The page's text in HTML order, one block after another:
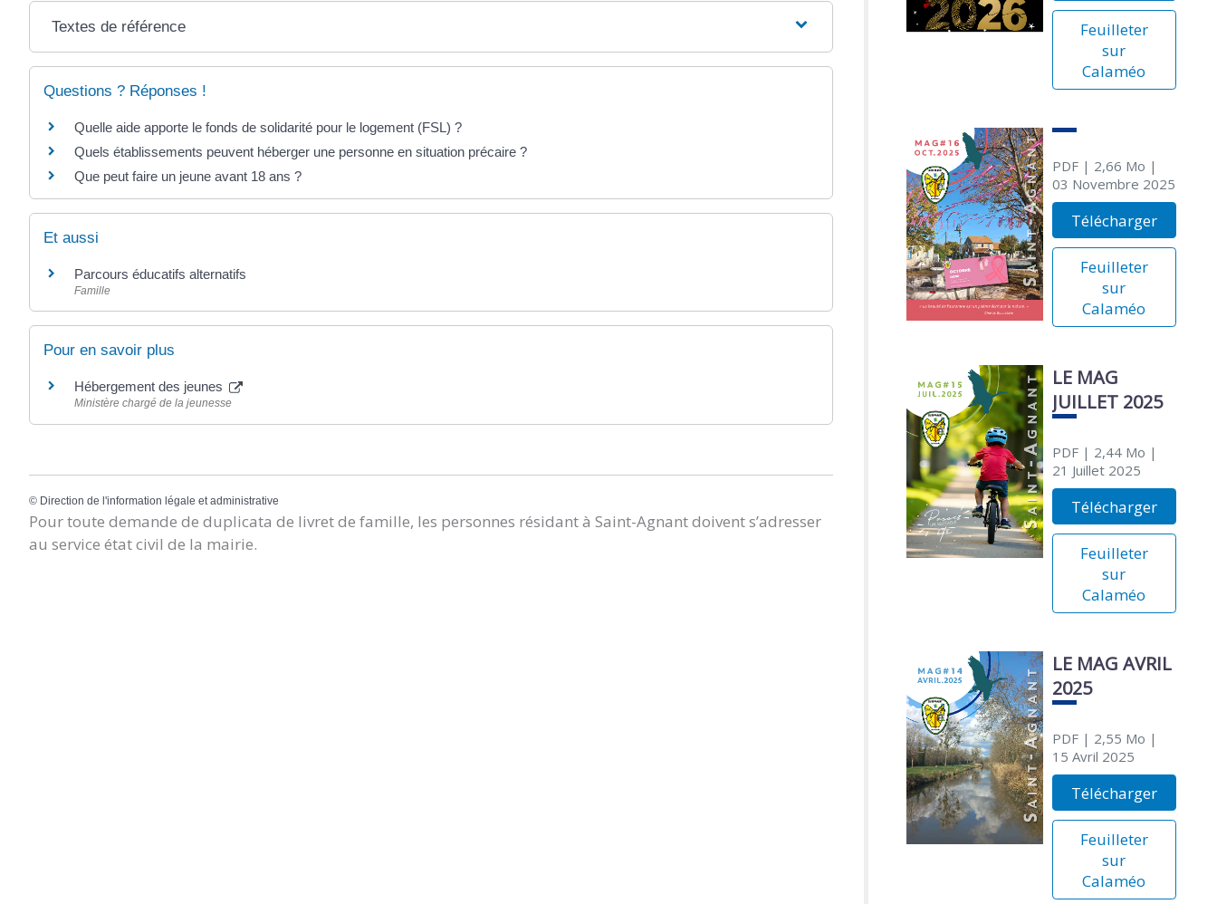
Textes de référence
Questions ? Réponses !
Quelle aide apporte le fonds de solidarité pour le logement (FSL) ?
Quels établissements peuvent héberger une personne en situation précaire ?
Que peut faire un jeune avant 18 ans ?
Et aussi
Parcours éducatifs alternatifs
Famille
Pour en savoir plus
Hébergement des jeunes
Ministère chargé de la jeunesse
© Direction de l'information légale et administrative
Pour toute demande de duplicata de livret de famille, les personnes résidant à Saint-Agnant doivent s’adresser
au service état civil de la mairie.
Feuilleter
sur
Calaméo
PDF| 2,66 Mo |
03 Novembre 2025
Télécharger
Feuilleter
sur
Calaméo
LE MAG
JUILLET 2025
PDF| 2,44 Mo |
21 Juillet 2025
Télécharger
Feuilleter
sur
Calaméo
LE MAG AVRIL
2025
PDF| 2,55 Mo |
15 Avril 2025
Télécharger
Feuilleter
sur
Calaméo